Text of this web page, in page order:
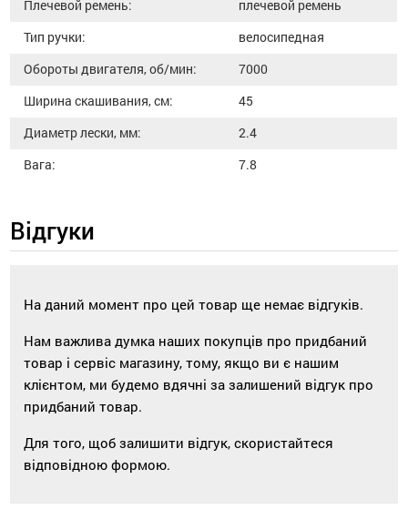
Плечевой ремень:
плечевой ремень
Тип ручки:
велосипедная
Обороты двигателя, об/мин:
7000
Ширина скашивания, см:
45
Диаметр лески, мм:
2.4
Вага:
7.8
Відгуки
На даний момент про цей товар ще немає відгуків.
Нам важлива думка наших покупців про придбаний
товар і сервіс магазину, тому, якщо ви є нашим
клієнтом, ми будемо вдячні за залишений відгук про
придбаний товар.
Для того, щоб залишити відгук, скористайтеся
відповідною формою.